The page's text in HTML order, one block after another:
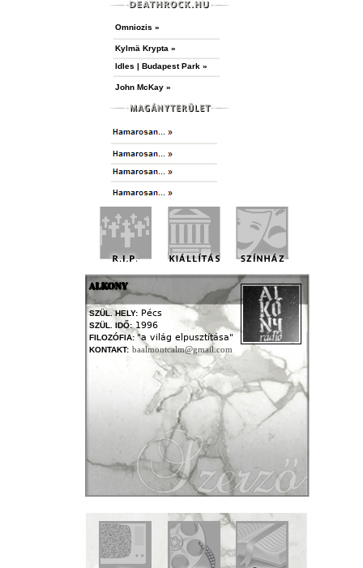
Omniozis »
Kylmä Krypta »
Idles | Budapest Park »
John McKay »
ALKONY
SZÜL. HELY: Pécs
SZÜL. IDŐ: 1996
FILOZÓFIA: "a világ elpusztítása"
KONTAKT: baalmontcalm@gmail.com